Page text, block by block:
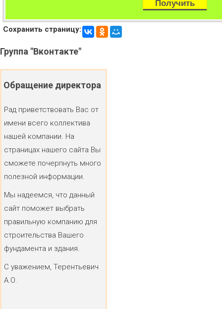
Сохранить страницу:
Группа "Вконтакте"
Обращение директора
Рад приветствовать Вас от
имени всего коллектива
нашей компании. На
страницах нашего сайта Вы
сможете почерпнуть много
полезной информации.
Мы надеемся, что данный
сайт поможет выбрать
правильную компанию для
строительства Вашего
фундамента и здания.
С уважением, Терентьевич
А.О.